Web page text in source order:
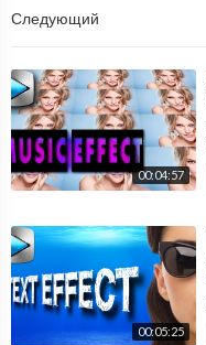
Следующий
00:04:57
00:05:25